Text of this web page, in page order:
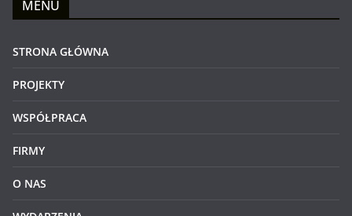
MENU
STRONA GŁÓWNA
PROJEKTY
WSPÓŁPRACA
FIRMY
O NAS